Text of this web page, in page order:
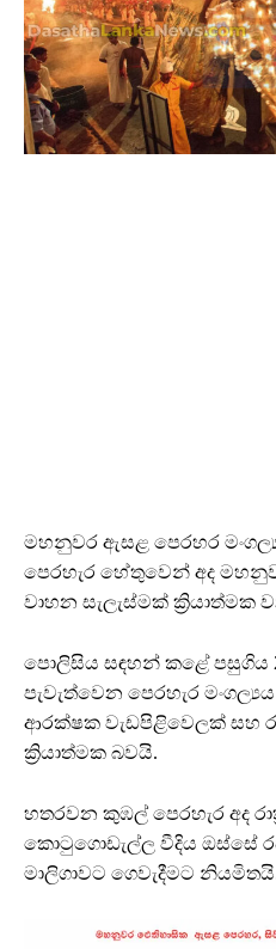
මහනුවර ඇසළ පෙරහර
පෙරහැර හේතුවෙන් අද
වාහන සැලැස්මක් ක්‍රියාත්මක
පොලිසිය සඳහන් කළේ පසුගිය
පැවැත්වෙන පෙරහැර
ආරක්ෂක වැඩපිළිවෙලක් සහ
ක්‍රියාත්මක බවයි.
හතරවන කුඹල් පෙරහැර අද
කොටුගොඩැල්ල වීදිය ඔස්සේ
මාලිගාවට ගෙවැදීමට